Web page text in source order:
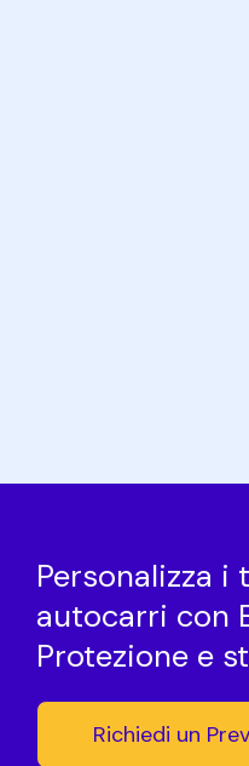
Personalizza
autocarri con
Protezione e
Richiedi un